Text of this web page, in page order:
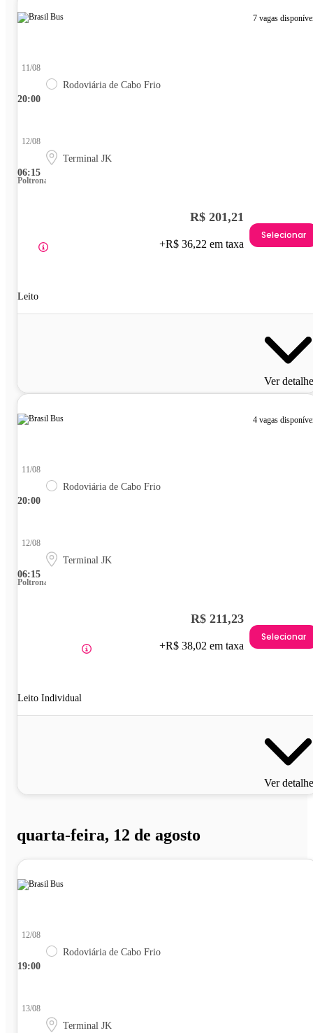
7 vagas
20:00
11/08
Rodoviária de Cabo Frio
06:15
12/08
Terminal JK
Poltrona
Leito
R$ 201,21
+R$ 36,22 em taxa
Selecionar
Ver
4 vagas
20:00
11/08
Rodoviária de Cabo Frio
06:15
12/08
Terminal JK
Poltrona
Leito Individual
R$ 211,23
+R$ 38,02 em taxa
Selecionar
Ver
quarta-feira, 12 de agosto
19:00
12/08
Rodoviária de Cabo Frio
13/08
Terminal JK